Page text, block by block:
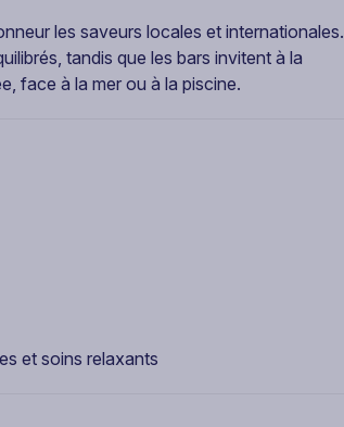
les saveurs locales et internationales.
tandis que les bars invitent à la
face à la mer ou à la piscine.
et soins relaxants